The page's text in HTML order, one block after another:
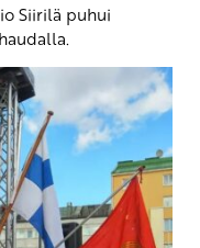
Siirilä puhui